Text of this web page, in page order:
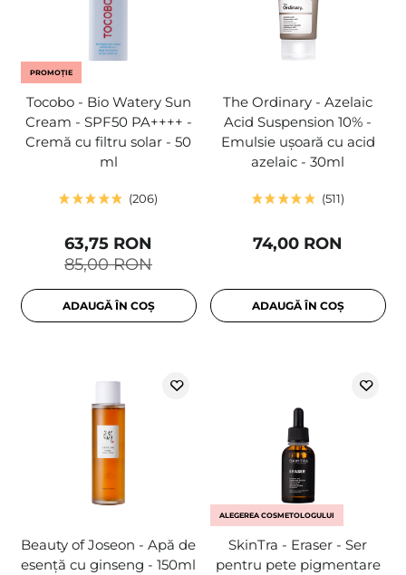
PROMOȚIE
Tocobo - Bio Watery Sun
Cream - SPF50 PA++++ -
Cremă cu filtru solar - 50
ml
206
85,00 RON
63,75 RON
ADAUGĂ ÎN COȘ
The Ordinary - Azelaic
Acid Suspension 10% -
Emulsie ușoară cu acid
azelaic - 30ml
511
74,00 RON
ADAUGĂ ÎN COȘ
Beauty of Joseon - Apă de
esență cu ginseng - 150ml
ALEGEREA COSMETOLOGULUI
SkinTra - Eraser - Ser
pentru pete pigmentare